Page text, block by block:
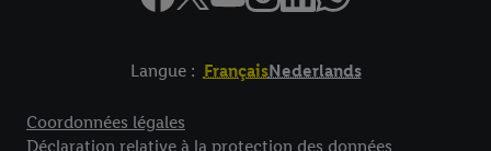
Langue : FrançaisNederlands
Coordonnées légales
Déclaration relative à la protection des données